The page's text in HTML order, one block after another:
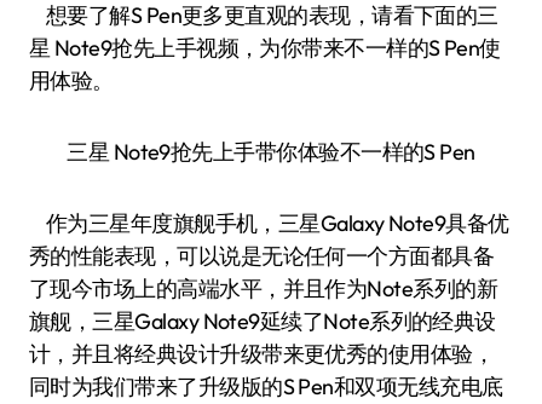
想要了解S Pen更多更直观的表现，请看下面的三
星 Note9抢先上手视频，为你带来不一样的S Pen使
用体验。
三星 Note9抢先上手带你体验不一样的S Pen
作为三星年度旗舰手机，三星Galaxy Note9具备优
秀的性能表现，可以说是无论任何一个方面都具备
了现今市场上的高端水平，并且作为Note系列的新
旗舰，三星Galaxy Note9延续了Note系列的经典设
计，并且将经典设计升级带来更优秀的使用体验，
同时为我们带来了升级版的S Pen和双项无线充电底